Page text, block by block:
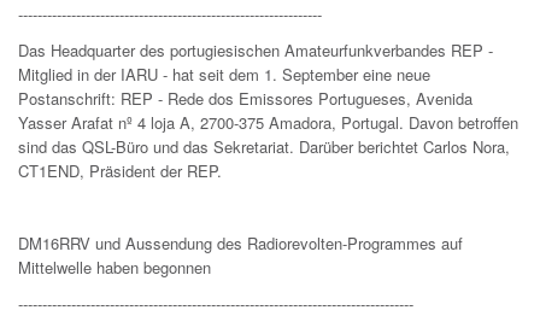
---------------------------------------------------------------
Das Headquarter des portugiesischen Amateurfunkverbandes REP -
Mitglied in der IARU - hat seit dem 1. September eine neue
Postanschrift: REP - Rede dos Emissores Portugueses, Avenida
Yasser Arafat nº 4 loja A, 2700-375 Amadora, Portugal. Davon betroffen
sind das QSL-Büro und das Sekretariat. Darüber berichtet Carlos Nora,
CT1END, Präsident der REP.
DM16RRV und Aussendung des Radiorevolten-Programmes auf
Mittelwelle haben begonnen
----------------------------------------------------------------------------------